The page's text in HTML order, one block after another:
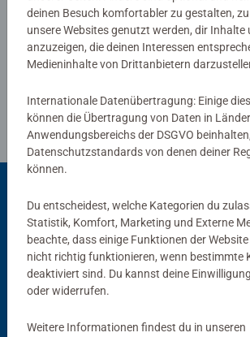
Richtlinien für Bewertungen
Beliebte Auswahl
Andere Kunden mögen
deinen Besuch komfortabler zu gestalten,
unsere Websites genutzt werden, dir Inhalte
anzuzeigen, die deinen Interessen
Medieninhalte von Drittanbietern
Internationale Datenübertragung: Einige
können die Übertragung von Daten in
Anwendungsbereichs der DSGVO
Datenschutzstandards von denen deiner
können.
Du entscheidest, welche Kategorien du
Statistik, Komfort, Marketing und Externe
beachte, dass einige Funktionen der
nicht richtig funktionieren, wenn bestimmte
deaktiviert sind. Du kannst deine
oder widerrufen.
Weitere Informationen findest du in unseren